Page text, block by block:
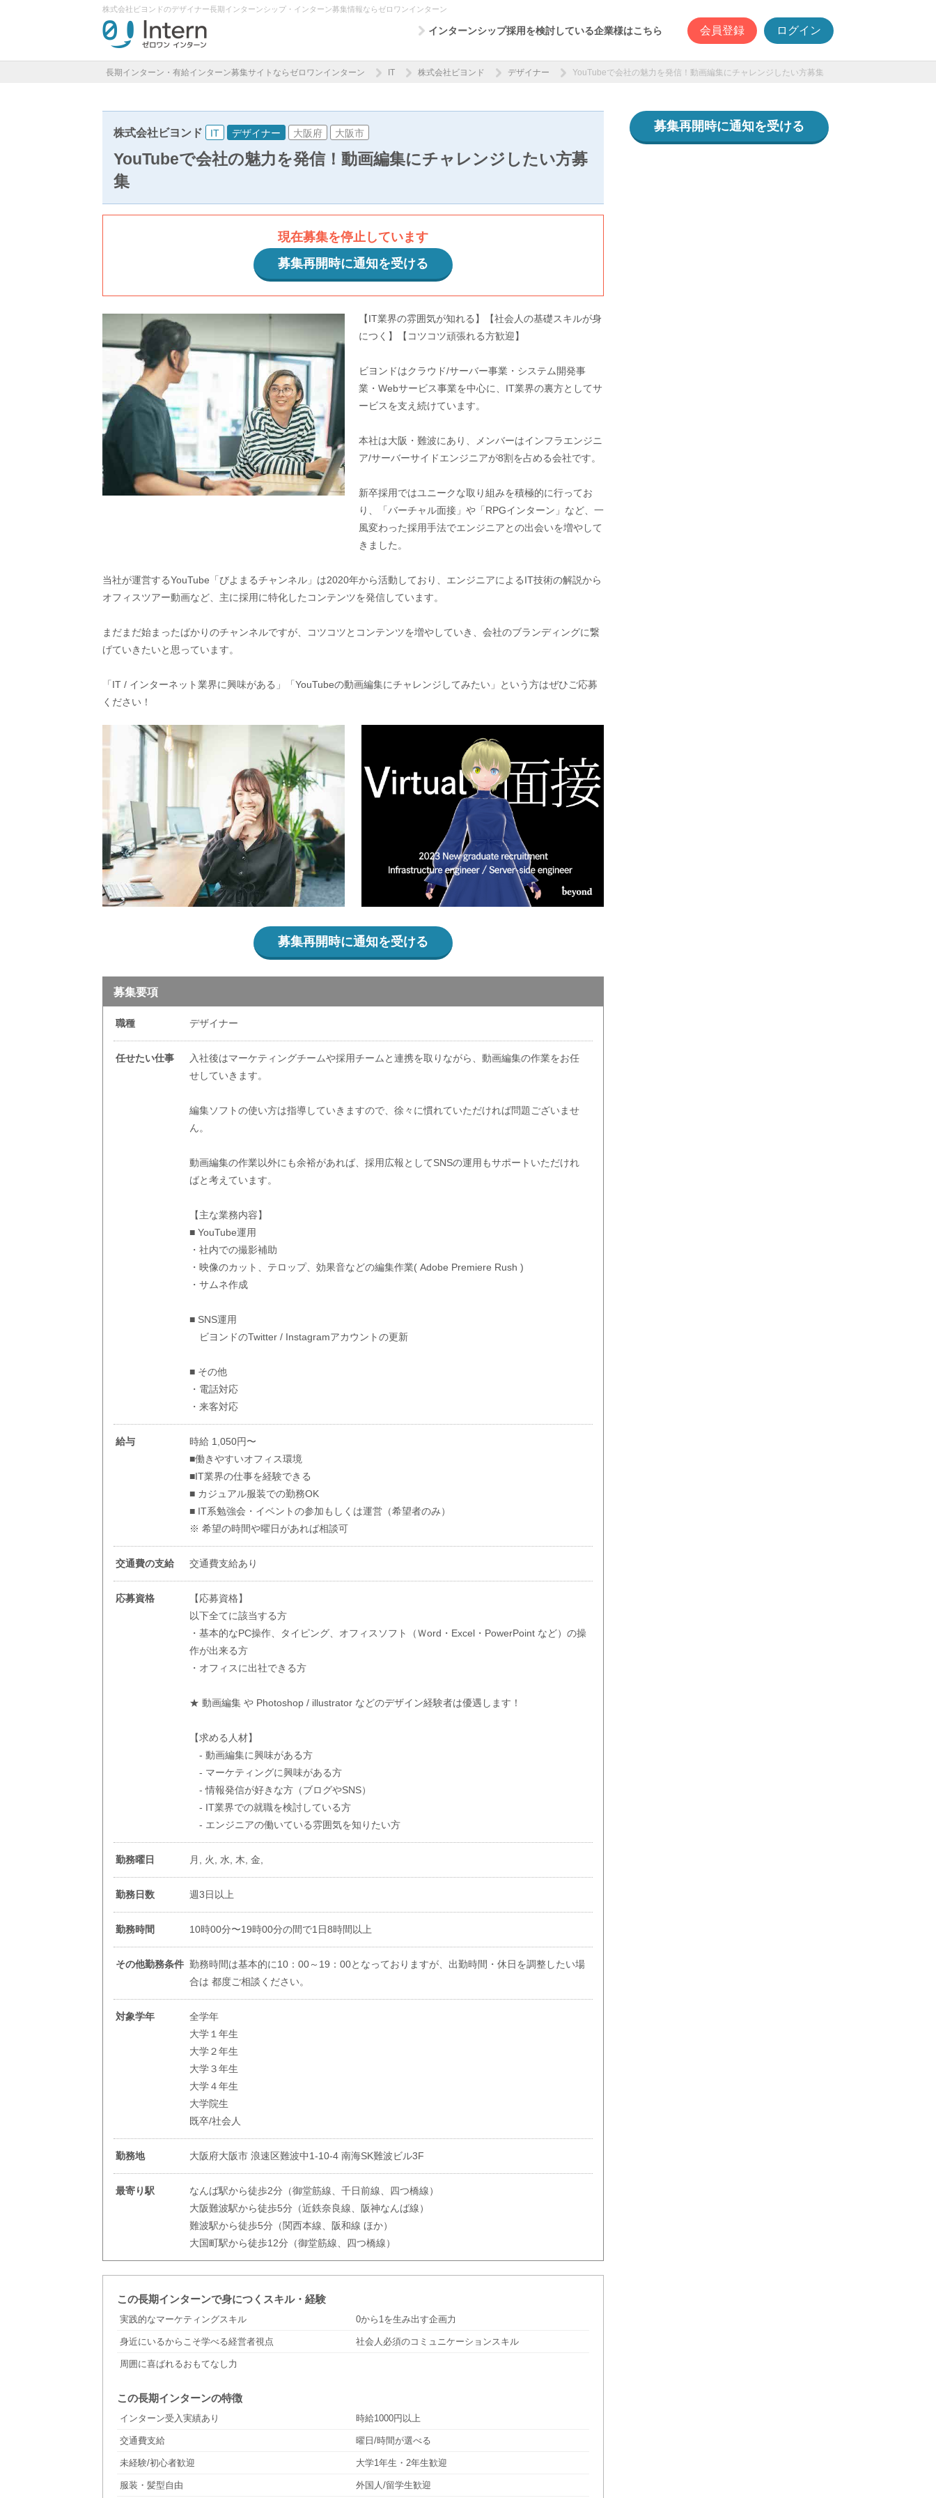
株式会社ビヨンドのデザイナー長期インターンシップ・インターン募集情報ならゼロワンインターン
インターンシップ採用を検討している企業様はこちら 会員登録 ログイン
長期インターン・有給インターン募集サイトならゼロワンインターン IT 株式会社ビヨンド デザイナー YouTubeで会社の魅力を発信！動画編集にチャレンジしたい方募集
株式会社ビヨンド IT デザイナー 大阪府 大阪市
YouTubeで会社の魅力を発信！動画編集にチャレンジしたい方募
集
現在募集を停止しています
募集再開時に通知を受ける
【IT業界の雰囲気が知れる】【社会人の基礎スキルが身
につく】【コツコツ頑張れる方歓迎】
ビヨンドはクラウド/サーバー事業・システム開発事
業・Webサービス事業を中心に、IT業界の裏方としてサ
ービスを支え続けています。
本社は大阪・難波にあり、メンバーはインフラエンジニ
ア/サーバーサイドエンジニアが8割を占める会社です。
新卒採用ではユニークな取り組みを積極的に行ってお
り、「バーチャル面接」や「RPGインターン」など、一
風変わった採用手法でエンジニアとの出会いを増やして
きました。
当社が運営するYouTube「びよまるチャンネル」は2020年から活動しており、エンジニアによるIT技術の解説から
オフィスツアー動画など、主に採用に特化したコンテンツを発信しています。
まだまだ始まったばかりのチャンネルですが、コツコツとコンテンツを増やしていき、会社のブランディングに繋
げていきたいと思っています。
「IT / インターネット業界に興味がある」「YouTubeの動画編集にチャレンジしてみたい」という方はぜひご応募
ください！
募集再開時に通知を受ける
募集要項
職種 デザイナー
任せたい仕事
入社後はマーケティングチームや採用チームと連携を取りながら、動画編集の作業をお任
せしていきます。
編集ソフトの使い方は指導していきますので、徐々に慣れていただければ問題ございませ
ん。
動画編集の作業以外にも余裕があれば、採用広報としてSNSの運用もサポートいただけれ
ばと考えています。
【主な業務内容】
■ YouTube運用
・社内での撮影補助
・映像のカット、テロップ、効果音などの編集作業( Adobe Premiere Rush )
・サムネ作成
■ SNS運用
ビヨンドのTwitter / Instagramアカウントの更新
■ その他
・電話対応
・来客対応
給与
時給 1,050円〜
■働きやすいオフィス環境
■IT業界の仕事を経験できる
■ カジュアル服装での勤務OK
■ IT系勉強会・イベントの参加もしくは運営（希望者のみ）
※ 希望の時間や曜日があれば相談可
交通費の支給 交通費支給あり
応募資格
【応募資格】
以下全てに該当する方
・基本的なPC操作、タイピング、オフィスソフト（Ｗord・Excel・PowerPoint など）の操
作が出来る方
・オフィスに出社できる方
★ 動画編集 や Photoshop / illustrator などのデザイン経験者は優遇します！
【求める人材】
- 動画編集に興味がある方
- マーケティングに興味がある方
- 情報発信が好きな方（ブログやSNS）
- IT業界での就職を検討している方
- エンジニアの働いている雰囲気を知りたい方
勤務曜日 月, 火, 水, 木, 金,
勤務日数 週3日以上
勤務時間 10時00分〜19時00分の間で1日8時間以上
その他勤務条件 勤務時間は基本的に10：00～19：00となっておりますが、出勤時間・休日を調整したい場
合は 都度ご相談ください。
対象学年
全学年
大学１年生
大学２年生
大学３年生
大学４年生
大学院生
既卒/社会人
勤務地 大阪府大阪市 浪速区難波中1-10-4 南海SK難波ビル3F
最寄り駅
なんば駅から徒歩2分（御堂筋線、千日前線、四つ橋線）
大阪難波駅から徒歩5分（近鉄奈良線、阪神なんば線）
難波駅から徒歩5分（関西本線、阪和線 ほか）
大国町駅から徒歩12分（御堂筋線、四つ橋線）
この長期インターンで身につくスキル・経験
実践的なマーケティングスキル 0から1を生み出す企画力
身近にいるからこそ学べる経営者視点 社会人必須のコミュニケーションスキル
周囲に喜ばれるおもてなし力
この長期インターンの特徴
インターン受入実績あり 時給1000円以上
交通費支給 曜日/時間が選べる
未経験/初心者歓迎 大学1年生・2年生歓迎
服装・髪型自由 外国人/留学生歓迎
募集再開時に通知を受ける